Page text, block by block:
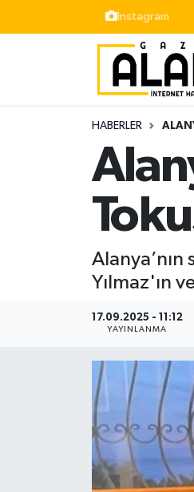
İnstagram
HABERLER
Alanya’nın
Yılmaz'ın
17.09.2025 - 11:12
YAYINLANMA
Siyaset
İstanbul Nöbetçi
İstanbul Hava Durumu
Süper Lig Puan Durumu
Tüm Manşetler
Son Dakika Haberleri